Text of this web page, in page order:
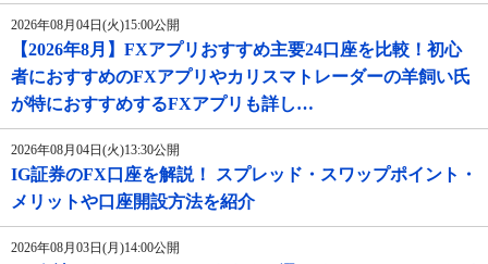
2026年08月04日(火)15:00公開
【2026年8月】FXアプリおすすめ主要24口座を比較！初心
者におすすめのFXアプリやカリスマトレーダーの羊飼い氏
が特におすすめするFXアプリも詳し…
2026年08月04日(火)13:30公開
IG証券のFX口座を解説！ スプレッド・スワップポイント・
メリットや口座開設方法を紹介
2026年08月03日(月)14:00公開